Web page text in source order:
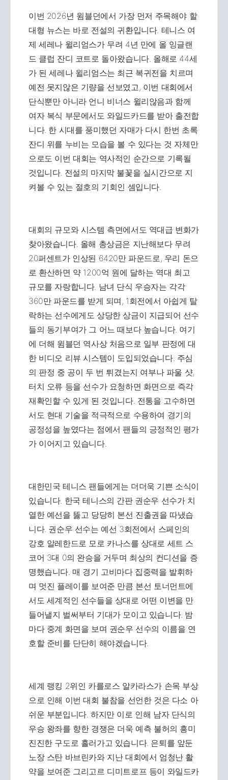
이번 2026년 윔블던에서 가장 먼저 주목해야 할
대형 뉴스는 바로 전설의 귀환입니다. 테니스 여
제 세레나 윌리엄스가 무려 4년 만에 올 잉글랜
드 클럽 잔디 코트로 돌아왔습니다. 올해로 44세
가 된 세레나 윌리엄스는 최근 복귀전을 치르며
예전 못지않은 기량을 선보였고, 이번 대회에서
단식뿐만 아니라 언니 비너스 윌리않음과 함께
여자 복식 부문에서도 와일드카드를 받아 출전합
니다. 한 시대를 풍미했던 자매가 다시 한번 초록
잔디 위를 누비는 모습을 볼 수 있다는 것 자체만
으로도 이번 대회는 역사적인 순간으로 기록될
것입니다. 전설의 마지막 불꽃을 실시간으로 지
켜볼 수 있는 절호의 기회인 셈입니다.
대회의 규모와 시스템 측면에서도 역대급 변화가
찾아왔습니다. 올해 총상금은 지난해보다 무려
20퍼센트가 인상된 6420만 파운드로, 우리 돈으
로 환산하면 약 1200억 원에 달하는 역대 최고
규모를 자랑합니다. 남녀 단식 우승자는 각각
360만 파운드를 받게 되며, 1회전에서 아쉽게 탈
락하는 선수에게도 상당한 상금이 지급되어 선수
들의 동기부여가 그 어느 때보다 높습니다. 여기
에 더해 윔블던 역사상 처음으로 일부 판정에 대
한 비디오 리뷰 시스템이 도입되었습니다. 주심
의 판정 중 공이 두 번 튀겼는지 여부나 파울 샷,
터치 오류 등을 선수가 요청하면 화면으로 즉각
재확인할 수 있게 된 것입니다. 전통을 고수하면
서도 현대 기술을 적극적으로 수용하여 경기의
공정성을 높였다는 점에서 팬들의 긍정적인 평가
가 이어지고 있습니다.
대한민국 테니스 팬들에게는 더더욱 기쁜 소식이
있습니다. 한국 테니스의 간판 권순우 선수가 치
열한 예선을 뚫고 당당히 본선 진출권을 따냈습
니다. 권순우 선수는 예선 3회전에서 스페인의
강호 알레한드로 모로 카나스를 상대로 세트 스
코어 3대 0의 완승을 거두며 최상의 컨디션을 증
명했습니다. 매 경기 고비마다 집중력을 발휘하
며 멋진 플레이를 보여준 만큼 본선 토너먼트에
서도 세계적인 선수들을 상대로 어떤 이변을 만
들어낼지 벌써부터 기대가 모이고 있습니다. 밤
마다 중계 화면을 보며 권순우 선수의 이름을 연
호할 준비를 단단히 해야겠습니다.
세계 랭킹 2위인 카를로스 알카라스가 손목 부상
으로 인해 이번 대회 불참을 선언한 것은 다소 아
쉬운 부분입니다. 하지만 이로 인해 남자 단식의
우승 왕좌를 향한 경쟁은 더욱 예측 불허의 흥미
진진한 구도로 흘러가고 있습니다. 은퇴를 앞둔
노장 스탄 바브린카와 지난 대회에서 엄청난 활
약을 보여준 그리고르 디미트로프 등이 와일드카